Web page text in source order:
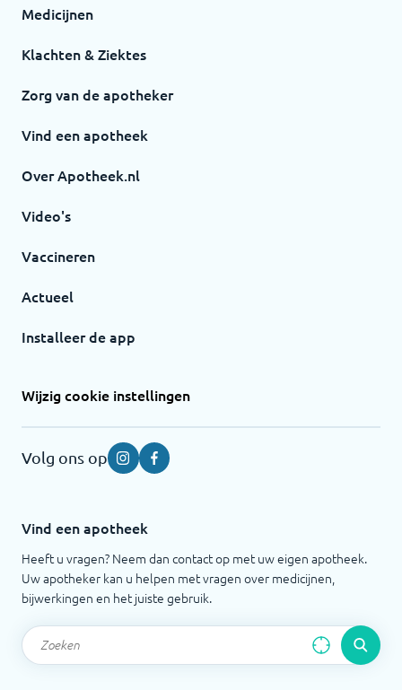
Medicijnen
Klachten & Ziektes
Zorg van de apotheker
Vind een apotheek
Over Apotheek.nl
Video's
Vaccineren
Actueel
Installeer de app
Wijzig cookie instellingen
Volg ons op InstagramFacebook
Vind een apotheek
Heeft u vragen? Neem dan contact op met uw eigen apotheek.
Uw apotheker kan u helpen met vragen over medicijnen,
bijwerkingen en het juiste gebruik.